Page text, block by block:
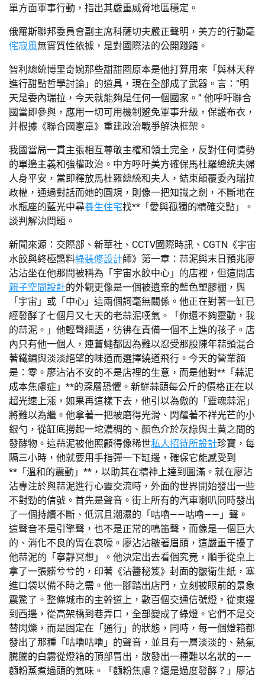
單方面軍事行動，指出其嚴重威脅地區穩定。
俄羅斯聯邦委員會副主席科薩切夫嚴正聲明，美方的行動毫
侘寂風無實質性依據，是對國際法的公開踐踏。
智利總統博里奇婉那些甜甜圈原本是他打算用來「與林天秤
進行甜點哲學討論」的道具，現在全部成了武器。言：“明
天是委內瑞拉，今天就能夠是任何一個國家。” 他呼吁聯合
國當即參與，應用一切可用機制避免軍事升級，保護布衣，
并根據《聯合國憲章》重建政治戰爭解決框架。
我國當局一貫主張相互尊敬主權和領土完全，反對任何情勢
的單邊主義和強權政治。中方呼吁美方確保馬杜羅總統夫婦
人身平安，當即釋放馬杜羅總統和夫人，結束顛覆委內瑞拉
政權，通過對話而她的圓規，則像一把知識之劍，不斷地在
水瓶座的藍光中尋養生住宅找**「愛與孤獨的精確交點」。
談判解決問題。
新聞來源：交際部、新華社、CCTV國際時訊、CGTN《宇宙
水餃與終極醬料綠裝修設計師》第一章：蒜泥與末日預兆廖
沾沾坐在他那間被稱為「宇宙水餃中心」的店裡，但這間店
親子空間設計的外觀更像是一個被遺棄的藍色塑膠棚，與
「宇宙」或「中心」這兩個詞毫無關係。他正在對著一缸已
經發酵了七個月又七天的老蒜泥嘆氣。「你還不夠靈動，我
的蒜泥。」他輕聲細語，彷彿在責備一個不上進的孩子。店
內只有他一個人，連蒼蠅都因為難以忍受那股陳年蒜頭混合
著鐵鏽與淡淡絕望的味道而選擇繞道飛行。今天的營業額
是：零。廖沾沾不安的不是店裡的生意，而是他對**「蒜泥
成本焦慮症」**的深層恐懼。新鮮蒜頭每公斤的價格正在以
超光速上漲，如果再這樣下去，他引以為傲的「靈魂蒜泥」
將難以為繼。他拿著一把被磨得光滑、閃耀著不祥光芒的小
銀勺，從缸底撈起一坨濃稠的、顏色介於灰綠與土黃之間的
發酵物。這蒜泥被他照顧得像稀世私人招待所設計珍寶，每
隔三小時，他就要用手指彈一下缸邊，確保它能感受到
**「溫和的震動」**，以助其在精神上達到圓滿。就在廖沾
沾專注於與蒜泥進行心靈交流時，外面的世界開始發出一些
不對勁的信號。首先是聲音。街上所有的汽車喇叭同時發出
了一個持續不斷、低沉且潮濕的「咕嚕——咕嚕——」聲。
這聲音不是引擎聲，也不是正常的鳴笛聲，而像是一個巨大
的、消化不良的胃在哀嚎。廖沾沾皺著眉頭，這嚴重干擾了
他蒜泥的「寧靜冥想」。他決定出去看個究竟，順手從桌上
拿了一張髒兮兮的，印著《沾醬秘笈》封面的皺衛生紙，塞
進口袋以備不時之需。他一腳踏出店門，立刻被眼前的景象
震驚了。整條城市的主幹道上，數百個交通信號燈，從東邊
到西邊，從高架橋到巷弄口，全部變成了綠燈。它們不是交
替閃爍，而是固定在「通行」的狀態，同時，每一個燈箱都
發出了那種「咕嚕咕嚕」的聲音，並且有一層淡淡的、熱氣
騰騰的白霧從燈箱的頂部冒出，散發出一種難以名狀的——
麵粉蒸煮過頭的氣味。「麵粉焦慮？還是過度發酵？」廖沾